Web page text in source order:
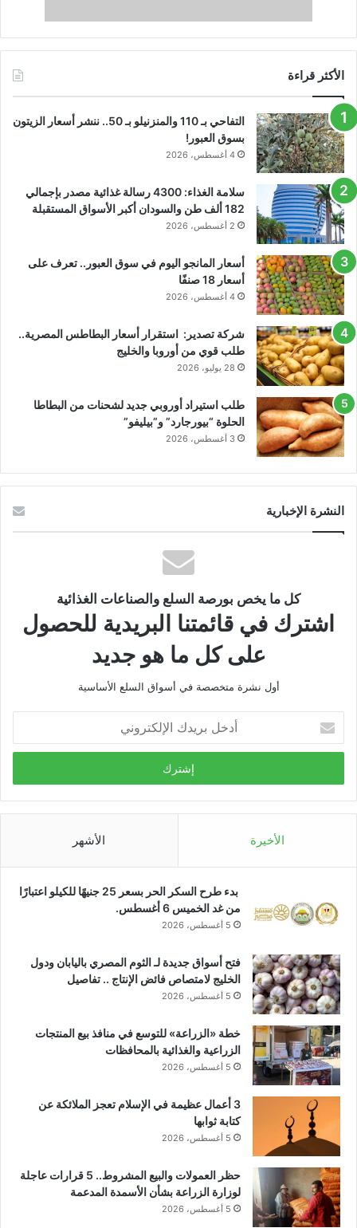
الأكثر قراءة
التفاحي بـ 110 والمنزنيلو بـ 50.. ننشر أسعار الزيتون
بسوق العبور!
4 أغسطس، 2026
سلامة الغذاء: 4300 رسالة غذائية مصدر بإجمالي
182 ألف طن والسودان أكبر الأسواق المستقبلة
2 أغسطس، 2026
أسعار المانجو اليوم في سوق العبور.. تعرف على
أسعار 18 صنفًا
4 أغسطس، 2026
شركة تصدير: استقرار أسعار البطاطس المصرية..
طلب قوي من أوروبا والخليج
28 يوليو، 2026
طلب استيراد أوروبي جديد لشحنات من البطاطا
الحلوة “بيورجارد” و”بيليفو”
3 أغسطس، 2026
النشرة الإخبارية
كل ما يخص بورصة السلع والصناعات الغذائية
اشترك في قائمتنا البريدية للحصول
على كل ما هو جديد
أول نشرة متخصصة في أسواق السلع الأساسية
بريدك
الإلكتروني
الأخيرة الأشهر
بدء طرح السكر الحر بسعر 25 جنيهًا للكيلو اعتبارًا
من غد الخميس 6 أغسطس.
5 أغسطس، 2026
فتح أسواق جديدة لـ الثوم المصري باليابان ودول
الخليج لامتصاص فائض الإنتاج .. تفاصيل
5 أغسطس، 2026
خطة «الزراعة» للتوسع في منافذ بيع المنتجات
الزراعية والغذائية بالمحافظات
5 أغسطس، 2026
3 أعمال عظيمة في الإسلام تعجز الملائكة عن
كتابة ثوابها
5 أغسطس، 2026
حظر العمولات والبيع المشروط.. 5 قرارات عاجلة
لوزارة الزراعة بشأن الأسمدة المدعمة
5 أغسطس، 2026